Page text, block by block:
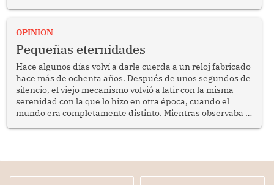
bimestrales el subsidio que reciben los beneficiarios del
reflexionar sobre la importancia de fortalecer las políticas
públicas dirigidas a los adultos mayores en pobreza.
OPINION
Pequeñas eternidades
Hace algunos días volví a darle cuerda a un reloj fabricado
hace más de ochenta años. Después de unos segundos de
silencio, el viejo mecanismo volvió a latir con la misma
serenidad con la que lo hizo en otra época, cuando el
mundo era completamente distinto. Mientras observaba el